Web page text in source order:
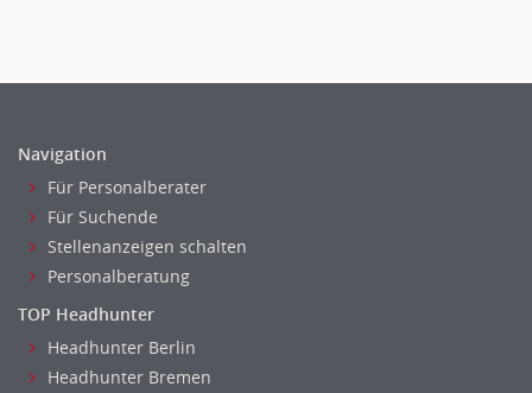
Navigation
Für Personalberater
Für Suchende
Stellenanzeigen schalten
Personalberatung
TOP Headhunter
Headhunter Berlin
Headhunter Bremen